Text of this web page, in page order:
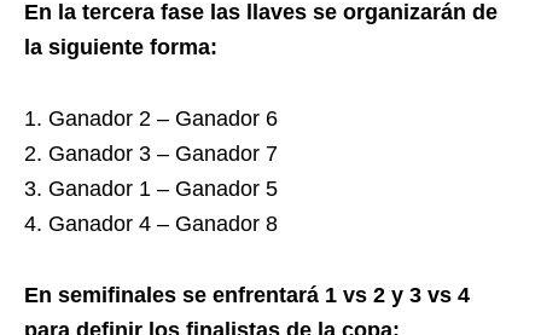
En la tercera fase las llaves se organizarán de
la siguiente forma:
1. Ganador 2 – Ganador 6
2. Ganador 3 – Ganador 7
3. Ganador 1 – Ganador 5
4. Ganador 4 – Ganador 8
En semifinales se enfrentará 1 vs 2 y 3 vs 4
para definir los finalistas de la copa: